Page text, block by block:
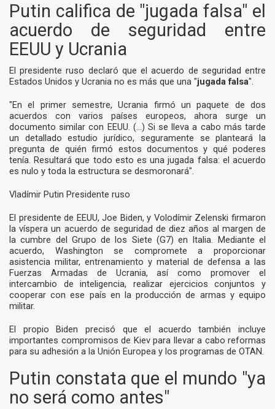
Putin califica de "jugada falsa" el
acuerdo de seguridad entre
EEUU y Ucrania
El presidente ruso declaró que el acuerdo de seguridad entre
Estados Unidos y Ucrania no es más que una "jugada falsa".
"En el primer semestre, Ucrania firmó un paquete de dos
acuerdos con varios países europeos, ahora surge un
documento similar con EEUU. (...) Si se lleva a cabo más tarde
un detallado estudio jurídico, seguramente se planteará la
pregunta de quién firmó estos documentos y qué poderes
tenía. Resultará que todo esto es una jugada falsa: el acuerdo
es nulo y toda la estructura se desmoronará".
Vladímir Putin Presidente ruso
El presidente de EEUU, Joe Biden, y Volodímir Zelenski firmaron
la víspera un acuerdo de seguridad de diez años al margen de
la cumbre del Grupo de los Siete (G7) en Italia. Mediante el
acuerdo, Washington se compromete a proporcionar
asistencia militar, entrenamiento y material de defensa a las
Fuerzas Armadas de Ucrania, así como promover el
intercambio de inteligencia, realizar ejercicios conjuntos y
cooperar con ese país en la producción de armas y equipo
militar.
El propio Biden precisó que el acuerdo también incluye
importantes compromisos de Kiev para llevar a cabo reformas
para su adhesión a la Unión Europea y los programas de OTAN.
Putin constata que el mundo "ya
no será como antes"